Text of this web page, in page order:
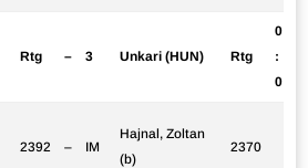
Rtg – 3 Unkari (HUN) Rtg
0
:
0
2392 – IM
Hajnal, Zoltan
(b)
2370